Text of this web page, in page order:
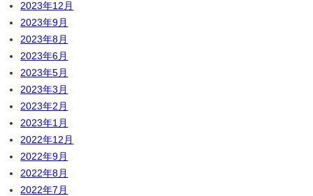
2023年12月
2023年9月
2023年8月
2023年6月
2023年5月
2023年3月
2023年2月
2023年1月
2022年12月
2022年9月
2022年8月
2022年7月